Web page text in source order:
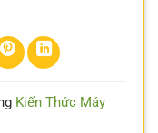
Kiến Thức Máy